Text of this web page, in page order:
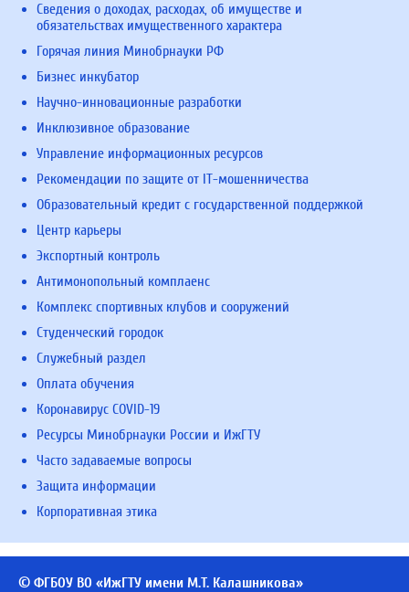
Сведения о доходах, расходах, об имуществе и
обязательствах имущественного характера
Горячая линия Минобрнауки РФ
Бизнес инкубатор
Научно-инновационные разработки
Инклюзивное образование
Управление информационных ресурсов
Рекомендации по защите от IT-мошенничества
Образовательный кредит с государственной поддержкой
Центр карьеры
Экспортный контроль
Антимонопольный комплаенс
Комплекс спортивных клубов и сооружений
Студенческий городок
Служебный раздел
Оплата обучения
Коронавирус COVID-19
Ресурсы Минобрнауки России и ИжГТУ
Часто задаваемые вопросы
Защита информации
Корпоративная этика
© ФГБОУ ВО «ИжГТУ имени М.Т. Калашникова»